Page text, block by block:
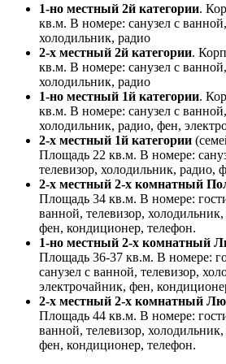
1-но местный 2й категории.
кв.м. В номере: санузел с
холодильник, радио
2-х местный 2й категории.
кв.м. В номере: санузел с
холодильник, радио
1-но местный 1й категории.
кв.м. В номере: санузел с
холодильник, радио, фен,
2-х местный 1й категории
Площадь 22 кв.м. В номере:
телевизор, холодильник, радио,
2-х местный 2-х комнатный
Площадь 34 кв.м. В номере:
ванной, телевизор,
фен, кондиционер, телефон.
1-но местный 2-х комнатный
Площадь 36-37 кв.м. В номере:
санузел с ванной, телевизор,
электрочайник, фен,
2-х местный 2-х комнатный
Площадь 44 кв.м. В номере:
ванной, телевизор,
фен, кондиционер, телефон.